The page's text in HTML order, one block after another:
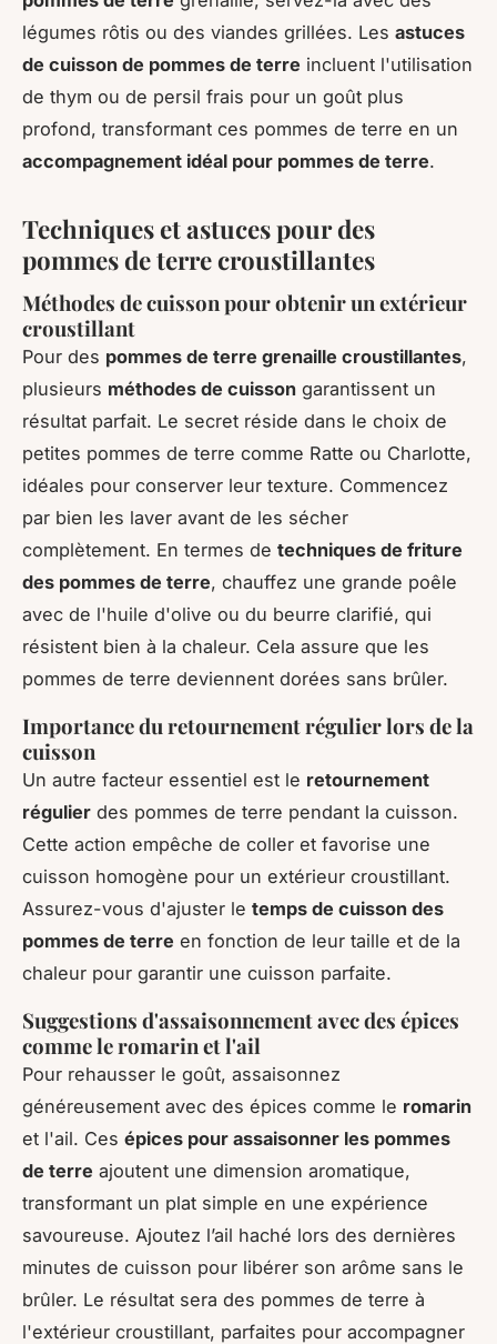
légumes rôtis ou des viandes grillées. Les astuces
de cuisson de pommes de terre incluent l'utilisation
de thym ou de persil frais pour un goût plus
profond, transformant ces pommes de terre en un
accompagnement idéal pour pommes de terre.
Techniques et astuces pour des
pommes de terre croustillantes
Méthodes de cuisson pour obtenir un extérieur
croustillant
Pour des pommes de terre grenaille croustillantes,
plusieurs méthodes de cuisson garantissent un
résultat parfait. Le secret réside dans le choix de
petites pommes de terre comme Ratte ou Charlotte,
idéales pour conserver leur texture. Commencez
par bien les laver avant de les sécher
complètement. En termes de techniques de friture
des pommes de terre, chauffez une grande poêle
avec de l'huile d'olive ou du beurre clarifié, qui
résistent bien à la chaleur. Cela assure que les
pommes de terre deviennent dorées sans brûler.
Importance du retournement régulier lors de la
cuisson
Un autre facteur essentiel est le retournement
régulier des pommes de terre pendant la cuisson.
Cette action empêche de coller et favorise une
cuisson homogène pour un extérieur croustillant.
Assurez-vous d'ajuster le temps de cuisson des
pommes de terre en fonction de leur taille et de la
chaleur pour garantir une cuisson parfaite.
Suggestions d'assaisonnement avec des épices
comme le romarin et l'ail
Pour rehausser le goût, assaisonnez
généreusement avec des épices comme le romarin
et l'ail. Ces épices pour assaisonner les pommes
de terre ajoutent une dimension aromatique,
transformant un plat simple en une expérience
savoureuse. Ajoutez l’ail haché lors des dernières
minutes de cuisson pour libérer son arôme sans le
brûler. Le résultat sera des pommes de terre à
l'extérieur croustillant, parfaites pour accompagner